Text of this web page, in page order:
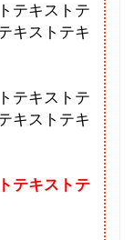
テキストテ
キストテキ
テキストテ
キストテキ
テキストテ